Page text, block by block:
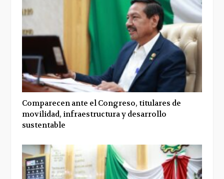
Comparecen ante el Congreso, titulares de
movilidad, infraestructura y desarrollo
sustentable